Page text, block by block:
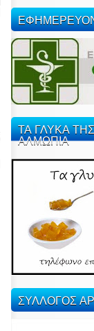
ΤΑ ΓΛΥΚΑ
ΑΛΜΩΠΙΑ
ΣΥΛΛΟΓΟΣ